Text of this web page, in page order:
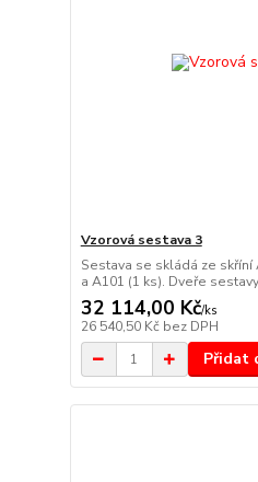
Vzorová sestava 3
Sestava se skládá ze skříní
a A101 (1 ks). Dveře
32 114,00 Kč/ks
26 540,50 Kč bez DPH
Přidat